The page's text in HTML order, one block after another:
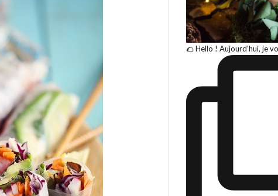
🌮 Hello ! Aujourd’hui, je